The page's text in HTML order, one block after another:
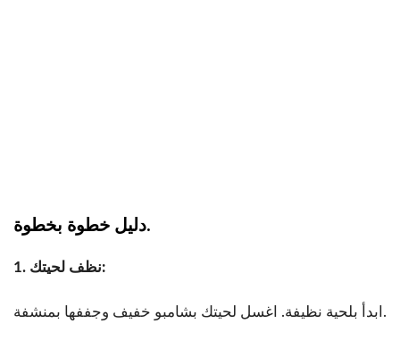
دليل خطوة بخطوة.
1. نظف لحيتك:
ابدأ بلحية نظيفة. اغسل لحيتك بشامبو خفيف وجففها بمنشفة.